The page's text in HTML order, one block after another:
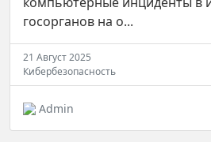
госорганов на о...
21 Август 2025
Кибербезопасность
Admin